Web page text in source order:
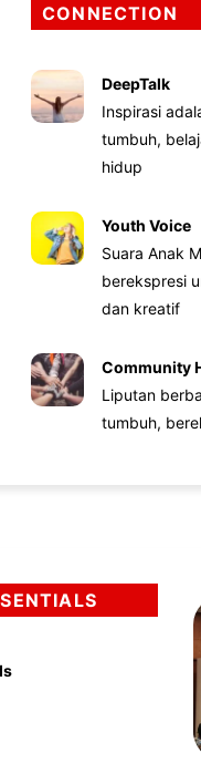
CONNECTION
DeepTalk
Inspirasi
tumbuh,
hidup
Youth Voice
Suara Anak
berekspresi
dan kreatif
Community
Liputan
tumbuh,